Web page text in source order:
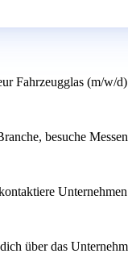
Fahrzeugglas (m/w/
besuche
über das